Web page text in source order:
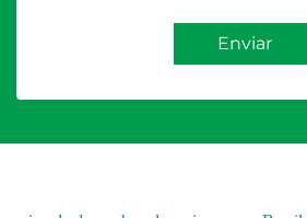
Enviar